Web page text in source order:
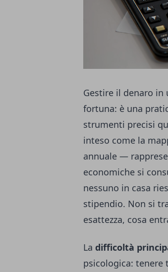
Gestire il denaro in
fortuna: è una
strumenti precisi
inteso come la
annuale —
economiche si
nessuno in casa
stipendio. Non si
esattezza, cosa
La difficoltà
psicologica: tenere